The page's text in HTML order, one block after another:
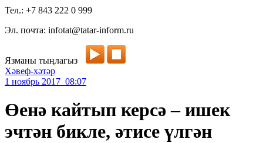
Тел.: +7 843 222 0 999
Эл. почта: infotat@tatar-inform.ru
Язманы тыңлагыз
Хәвеф-хәтәр
1 ноябрь 2017 08:07
Өенә кайтып керсә – ишек
эчтән бикле, әтисе үлгән